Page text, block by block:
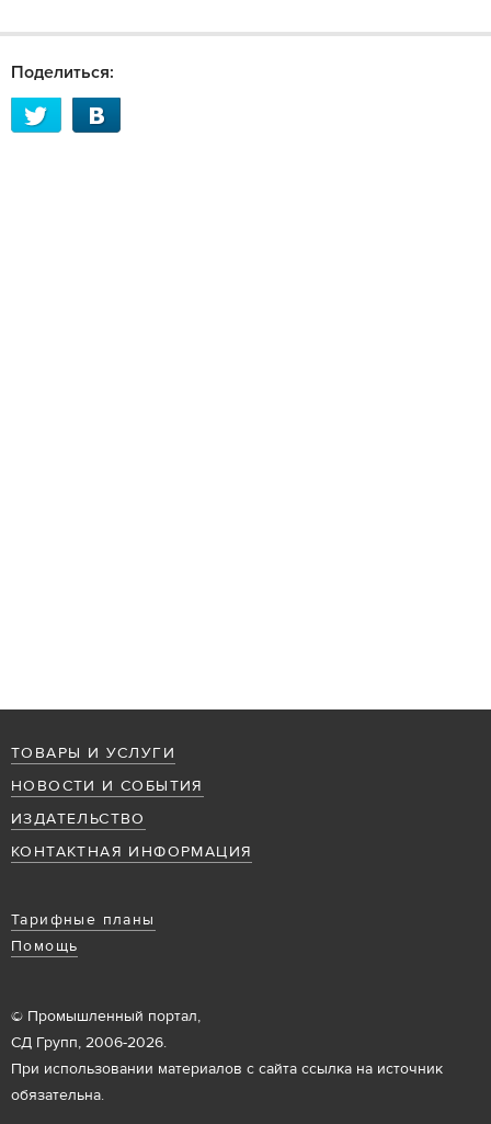
Поделиться:
ТОВАРЫ И УСЛУГИ
НОВОСТИ И СОБЫТИЯ
ИЗДАТЕЛЬСТВО
КОНТАКТНАЯ ИНФОРМАЦИЯ
Тарифные планы
Помощь
© Промышленный портал,
СД Групп, 2006-2026.
При использовании материалов с сайта ссылка на источник
обязательна.